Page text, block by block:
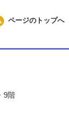
ページのトップへ
9階